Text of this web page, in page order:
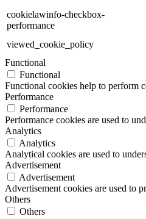
cookielawinfo-checkbox-
performance
viewed_cookie_policy
Functional
Functional
Functional cookies help to perform
Performance
Performance
Performance cookies are used to
Analytics
Analytics
Analytical cookies are used to
Advertisement
Advertisement
Advertisement cookies are used to
Others
Others